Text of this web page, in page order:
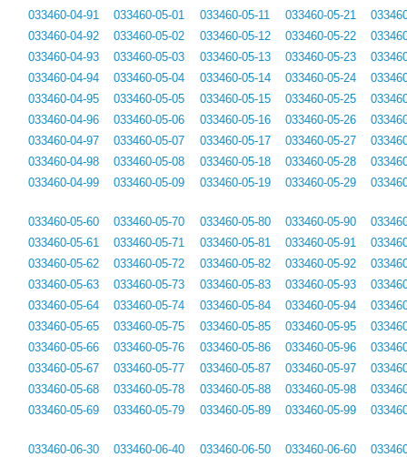
033460-04-91
033460-04-92
033460-04-93
033460-04-94
033460-04-95
033460-04-96
033460-04-97
033460-04-98
033460-04-99
033460-05-01
033460-05-02
033460-05-03
033460-05-04
033460-05-05
033460-05-06
033460-05-07
033460-05-08
033460-05-09
033460-05-11
033460-05-12
033460-05-13
033460-05-14
033460-05-15
033460-05-16
033460-05-17
033460-05-18
033460-05-19
033460-05-21
033460-05-22
033460-05-23
033460-05-24
033460-05-25
033460-05-26
033460-05-27
033460-05-28
033460-05-29
033460-05-60
033460-05-61
033460-05-62
033460-05-63
033460-05-64
033460-05-65
033460-05-66
033460-05-67
033460-05-68
033460-05-69
033460-05-70
033460-05-71
033460-05-72
033460-05-73
033460-05-74
033460-05-75
033460-05-76
033460-05-77
033460-05-78
033460-05-79
033460-05-80
033460-05-81
033460-05-82
033460-05-83
033460-05-84
033460-05-85
033460-05-86
033460-05-87
033460-05-88
033460-05-89
033460-05-90
033460-05-91
033460-05-92
033460-05-93
033460-05-94
033460-05-95
033460-05-96
033460-05-97
033460-05-98
033460-05-99
033460-06-30
033460-06-40
033460-06-50
033460-06-60